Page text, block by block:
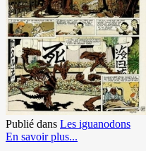
Publié dans Les iguanodons
En savoir plus...